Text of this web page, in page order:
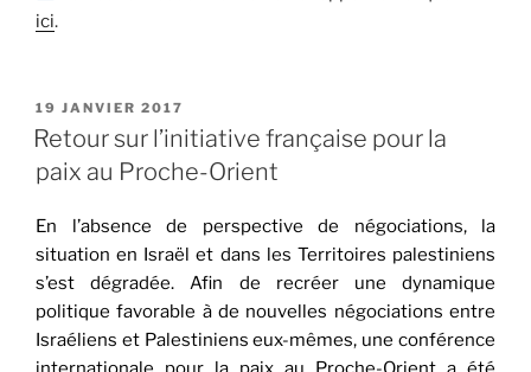
ici.
PUBLIÉ
LE
19 JANVIER 2017
Retour sur l’initiative française pour la
paix au Proche-Orient
En l’absence de perspective de négociations, la
situation en Israël et dans les Territoires palestiniens
s’est dégradée. Afin de recréer une dynamique
politique favorable à de nouvelles négociations entre
Israéliens et Palestiniens eux-mêmes, une conférence